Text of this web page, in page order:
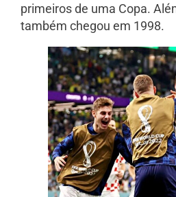
primeiros de uma Copa.
também chegou em 1998.